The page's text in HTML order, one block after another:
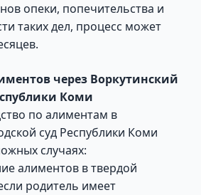
опеки, попечительства и
таких дел, процесс может
через Воркутинский
Коми
по алиментам в
суд Республики Коми
случаях:
алиментов в твердой
родитель имеет